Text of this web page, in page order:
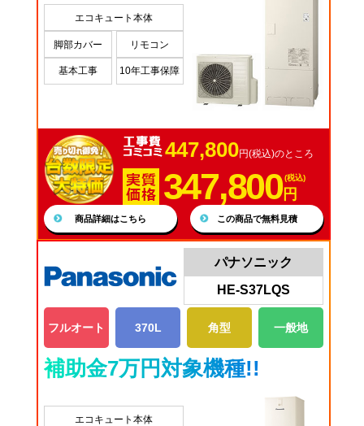
エコキュート本体
脚部カバー リモコン
基本工事 10年工事保障
447,800円(税込)のところ
347,800(税込)
円
商品詳細はこちら この商品で無料見積
パナソニック
HE-S37LQS
フルオート 370L 角型 一般地
補助金7万円対象機種!!
エコキュート本体